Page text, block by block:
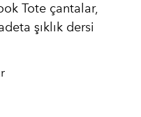
Tote çantalar,
şıklık dersi